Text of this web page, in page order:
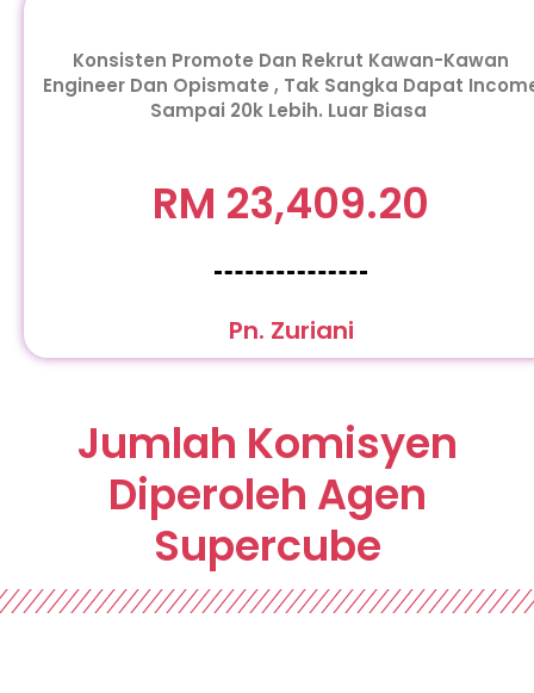
Konsisten Promote Dan Rekrut Kawan-Kawan
Engineer Dan Opismate , Tak Sangka Dapat
Sampai 20k Lebih. Luar Biasa
RM 23,409.20
Pn. Zuriani
Jumlah Komisyen
Diperoleh Agen
Supercube